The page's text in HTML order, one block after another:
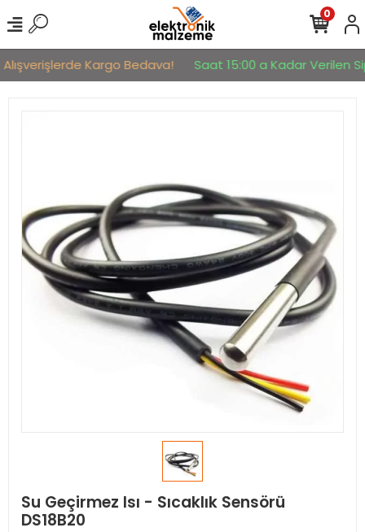
Kargo Bedava! Saat 15:00 a Kadar Verilen
0
Su Geçirmez Isı - Sıcaklık Sensörü
DS18B20